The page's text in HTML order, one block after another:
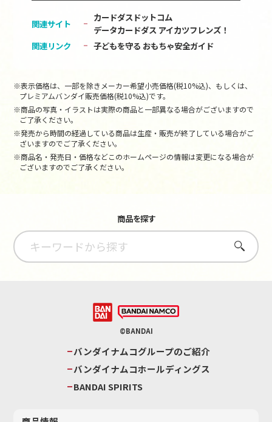
関連サイト
カードダスドットコム
データカードダス アイカツフレンズ！
関連リンク
子どもを守る おもちゃ安全ガイド
※表示価格は、一部を除きメーカー希望小売価格(税10%込)、もしくは、
プレミアムバンダイ販売価格(税10%込)です。
※商品の写真・イラストは実際の商品と一部異なる場合がございますので
ご了承ください。
※発売から時間の経過している商品は生産・販売が終了している場合がご
ざいますのでご了承ください。
※商品名・発売日・価格などこのホームページの情報は変更になる場合が
ございますのでご了承ください。
商品を探す
さがす
©BANDAI
バンダイナムコグループのご紹介
バンダイナムコホールディングス
BANDAI SPIRITS